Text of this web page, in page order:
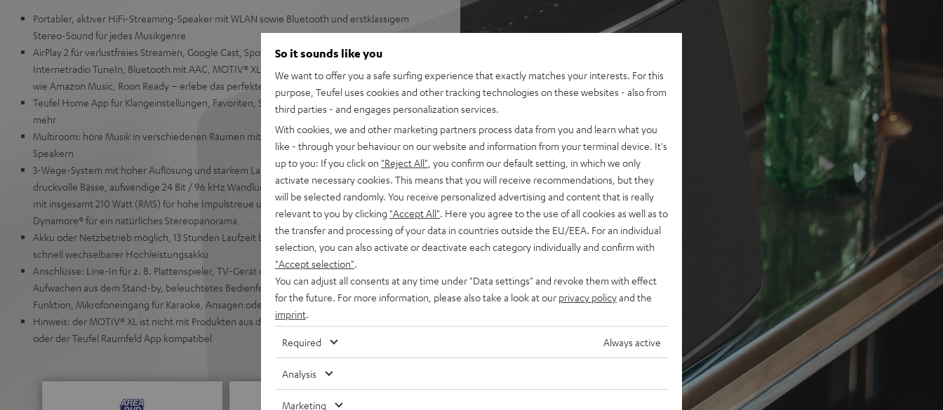
Portabler, aktiver HiFi-Streaming-Speaker mit WLAN sowie Bluetooth und erstklassigem
Stereo-Sound für jedes Musikgenre
AirPlay 2 für verlustfreies Streamen, Google Cast, Spotify Connect, TIDAL Connect,
Internetradio TuneIn, Bluetooth mit AAC, MOTIV® XL ist anwählbar aus fast allen Musik-Apps
wie Amazon Music, Roon Ready – erlebe das perfekte Management deiner Musiksammlung
Teufel Home App für Klangeinstellungen, Favoriten, Setup, Lautstärkeregelung und vieles
mehr
Multiroom: höre Musik in verschiedenen Räumen mit weiteren AirPlay 2 oder Google Cast
Speakern
3-Wege-System mit hoher Auflösung und starkem Langhub-Wok-Tieftöner aus Kevlar für
druckvolle Bässe, aufwendige 24 Bit / 96 kHz Wandlung und hochwertige Class-D-Endstufe
mit insgesamt 210 Watt (RMS) für hohe Impulstreue und Pegel von bis zu 103 dB SPL,
Dynamore® für ein natürliches Stereopanorama
Akku oder Netzbetrieb möglich, 13 Stunden Laufzeit bei 70 dB(A) gemessen nach IEC-Norm,
schnell wechselbarer Hochleistungsakku
Anschlüsse: Line-In für z. B. Plattenspieler, TV-Gerät oder Notebook, automatisches
Aufwachen aus dem Stand-by, beleuchtetes Bedienfeld am Gerät, Stationstasten, Powerbank-
Funktion, Mikrofoneingang für Karaoke, Ansagen oder Reden
Hinweis: der MOTIV® XL ist nicht mit Produkten aus der Teufel Streaming / Raumfeld Serie
oder der Teufel Raumfeld App kompatibel
So it sounds like you
We want to offer you a safe surfing experience that exactly matches your interests. For this
purpose, Teufel uses cookies and other tracking technologies on these websites - also from
third parties - and engages personalization services.
With cookies, we and other marketing partners process data from you and learn what you
like - through your behaviour on our website and information from your terminal device. It's
up to you: If you click on "Reject All" , you confirm our default setting, in which we only
activate necessary cookies. This means that you will receive recommendations, but they
will be selected randomly. You receive personalized advertising and content that is really
relevant to you by clicking "Accept All" . Here you agree to the use of all cookies as well as to
the transfer and processing of your data in countries outside the EU/EEA. For an individual
selection, you can also activate or deactivate each category individually and confirm with
"Accept selection"
You can adjust all consents at any time under "Data settings" and revoke them with effect
for the future. For more information, please also take a look at our privacy policyand the
imprint
Required Always active
Analysis
Marketing